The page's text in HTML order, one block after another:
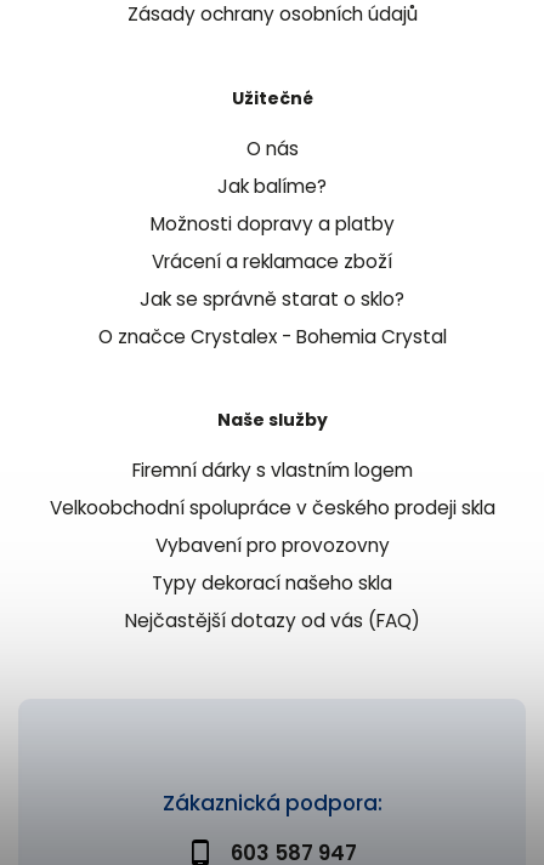
Zákaznická podpora:
603 587 947
Zásady ochrany osobních údajů
Užitečné
O nás
Jak balíme?
Možnosti dopravy a platby
Vrácení a reklamace zboží
Jak se správně starat o sklo?
O značce Crystalex - Bohemia Crystal
Naše služby
Firemní dárky s vlastním logem
Velkoobchodní spolupráce v českého prodeji skla
Vybavení pro provozovny
Typy dekorací našeho skla
Nejčastější dotazy od vás (FAQ)